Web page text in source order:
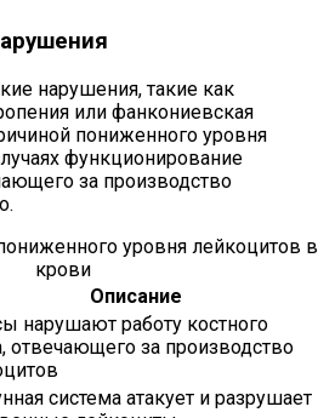
нарушения, такие как
или фанкониевская
пониженного уровня
функционирование
за производство
уровня лейкоцитов в
крови
Описание
нарушают работу костного
отвечающего за производство
система атакует и разрушает